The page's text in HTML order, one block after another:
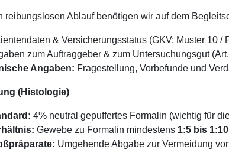
reibungslosen Ablauf benötigen wir auf dem
& Versicherungsstatus (GKV: Muster 10 /
zum Auftraggeber & zum Untersuchungsgut
Angaben: Fragestellung, Vorbefunde und
(Histologie)
4% neutral gepuffertes Formalin (wichtig für
Gewebe zu Formalin mindestens 1:5 bis 1:10
Umgehende Abgabe zur Vermeidung